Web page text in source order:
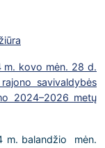
m. kovo mėn. 28 d.
savivaldybės
2024–2026 metų
m. balandžio mėn.